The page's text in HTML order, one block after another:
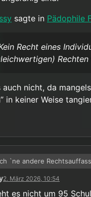
sagte in Pädophile
Recht eines
Rechten
auch nicht, da
in keiner Weise
`ne andere
hinter Gittern.
davon, ginge es dann
kein schuldhaftes
2. März 2026, 10:54
es nicht um 95